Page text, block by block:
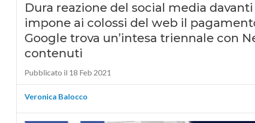
Dura reazione del social media
impone ai colossi del web il
Google trova un’intesa triennale con
contenuti
Pubblicato il 18 Feb 2021
Veronica Balocco